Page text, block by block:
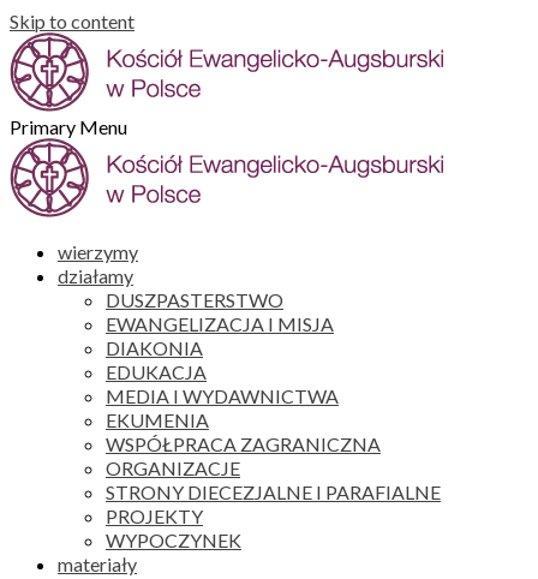
Skip to content
Primary Menu
wierzymy
działamy
DUSZPASTERSTWO
EWANGELIZACJA I MISJA
DIAKONIA
EDUKACJA
MEDIA I WYDAWNICTWA
EKUMENIA
WSPÓŁPRACA ZAGRANICZNA
ORGANIZACJE
STRONY DIECEZJALNE I PARAFIALNE
PROJEKTY
WYPOCZYNEK
materiały